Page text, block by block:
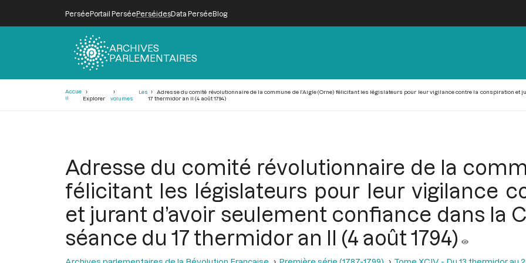
PerséePortail PerséePerséidesData PerséeBlog
ARCHIVES
PARLEMENTAIRES
Accue
il
Explorer
Les
volumes
Adresse du comité révolutionnaire de la commune de l’Aigle (Orne) félicitant les législateurs pour leur vigilance contre la conspiration et
17 thermidor an II (4 août 1794)
Adresse du comité révolutionnaire de la
félicitant les législateurs pour leur vigilance
et jurant d’avoir seulement confiance dans la
séance du 17 thermidor an II (4 août 1794)